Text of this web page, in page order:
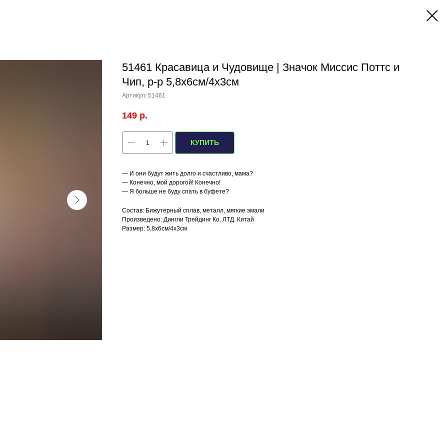
51461 Красавица и Чудовище | Значок Миссис Поттс и
Чип, р-р 5,8х6см/4х3см
Артикул: 51461
149 р.
КУПИТЬ
— И они будут жить долго и счастливо, мама?
— Конечно, мой дорогой! Конечно!
— Я больше не буду спать в буфете?
Состав: Бижутерный сплав, металл, мягкие эмали
Произведено: Дингли Трейдинг Ко. ЛТД. Китай
Размер: 5,8х6см/4х3см